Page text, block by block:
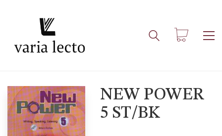
NEW POWER
5 ST/BK